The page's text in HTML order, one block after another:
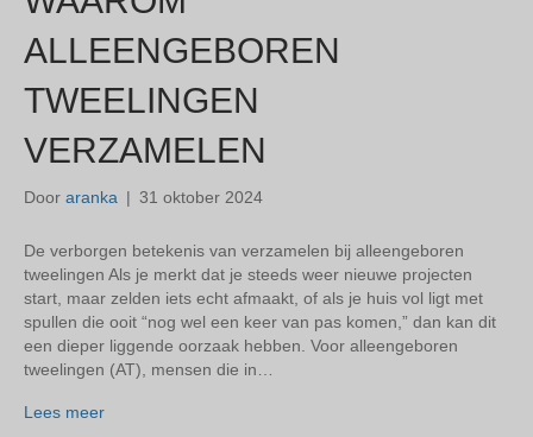
ALLEENGEBOREN
TWEELINGEN
VERZAMELEN
Door aranka | 31 oktober 2024
De verborgen betekenis van verzamelen bij alleengeboren
tweelingen Als je merkt dat je steeds weer nieuwe projecten
start, maar zelden iets echt afmaakt, of als je huis vol ligt met
spullen die ooit “nog wel een keer van pas komen,” dan kan dit
een dieper liggende oorzaak hebben. Voor alleengeboren
tweelingen (AT), mensen die in…
Lees meer